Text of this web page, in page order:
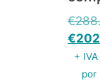
€
€
+
por